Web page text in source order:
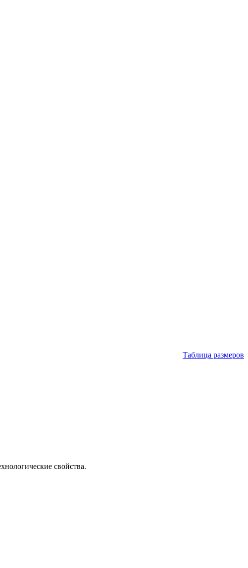
Таблица размеров
свойства.